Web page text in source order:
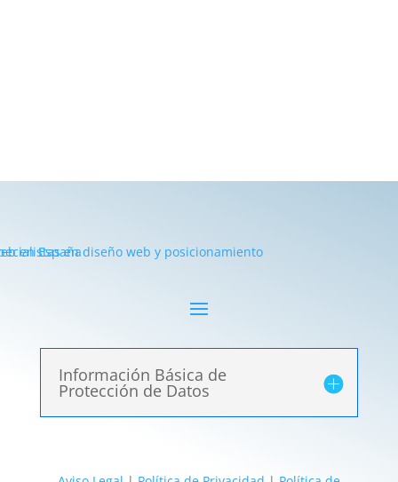
Información Básica de
Protección de Datos